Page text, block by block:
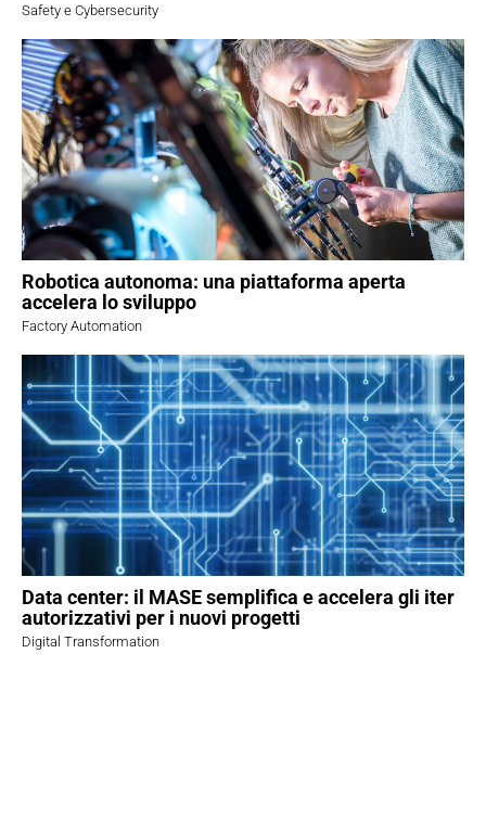
Safety e Cybersecurity
Robotica autonoma: una piattaforma aperta
accelera lo sviluppo
Factory Automation
Data center: il MASE semplifica e accelera gli iter
autorizzativi per i nuovi progetti
Digital Transformation